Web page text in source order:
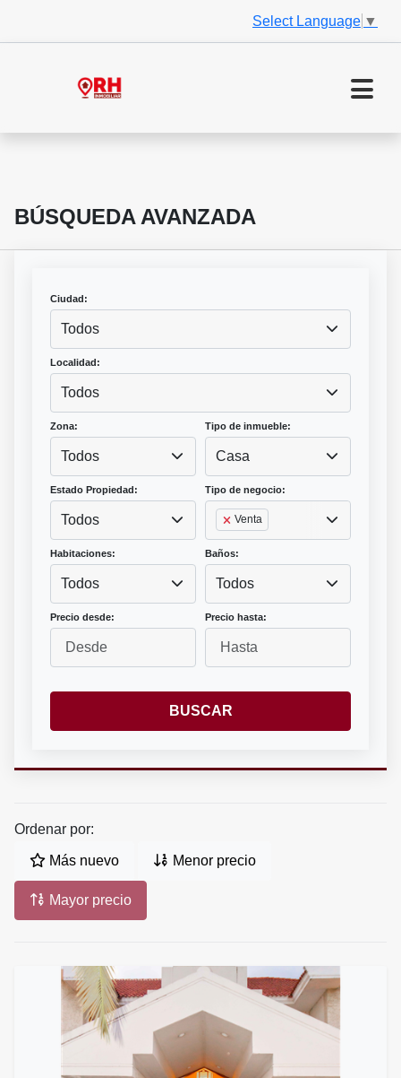
Select Language ▼
BÚSQUEDA AVANZADA
Ciudad:
Todos
Localidad:
Todos
Zona:
Todos
Tipo de inmueble:
Casa
Estado Propiedad:
Todos
Tipo de negocio:
Venta
Habitaciones:
Todos
Baños:
Todos
Precio desde: Precio hasta:
BUSCAR
Ordenar por:
Más nuevo Menor precio
Mayor precio